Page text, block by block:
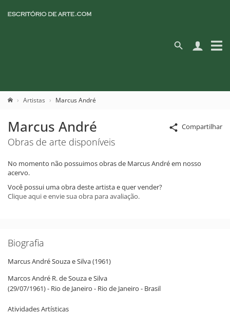
Artistas Marcus André
Compartilhar
Marcus André
Obras de arte disponíveis
No momento não possuimos obras de Marcus André em nosso
acervo.
Você possui uma obra deste artista e quer vender?
Clique aqui e envie sua obra para avaliação.
Biografia
Marcus André Souza e Silva(1961)
Marcos André R. de Souza e Silva
(29/07/1961) - Rio de Janeiro - Rio de Janeiro - Brasil
Atividades Artísticas